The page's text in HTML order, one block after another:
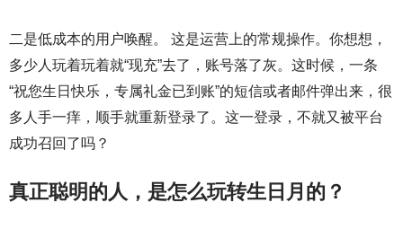
二是低成本的用户唤醒。 这是运营上的常规操作。你想想，
多少人玩着玩着就“现充”去了，账号落了灰。这时候，一条
“祝您生日快乐，专属礼金已到账”的短信或者邮件弹出来，很
多人手一痒，顺手就重新登录了。这一登录，不就又被平台
成功召回了吗？
真正聪明的人，是怎么玩转生日月的？